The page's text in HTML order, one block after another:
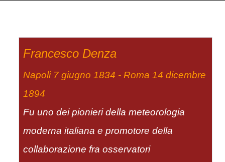
Francesco Denza
Napoli 7 giugno 1834 - Roma 14 dicembre
1894
Fu uno dei pionieri della meteorologia
moderna italiana e promotore della
collaborazione fra osservatori